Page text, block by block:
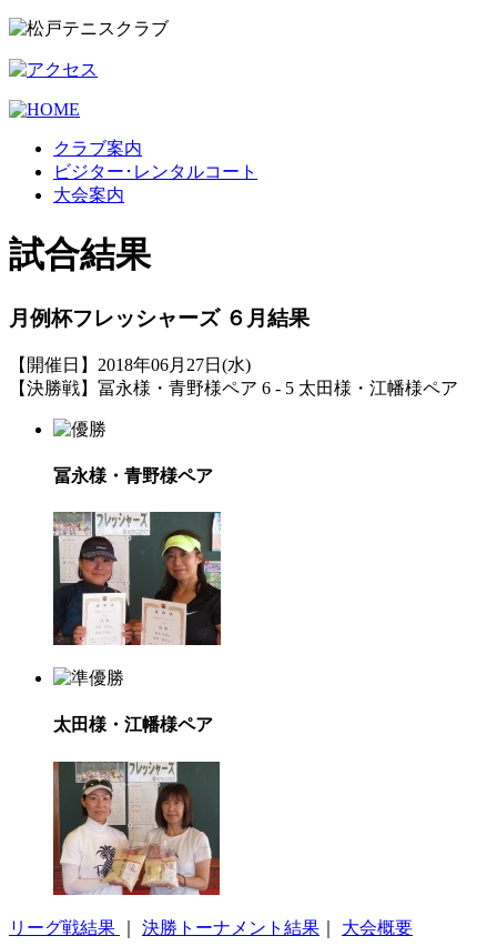
クラブ案内
ビジター･レンタルコート
大会案内
試合結果
月例杯フレッシャーズ ６月結果
【開催日】2018年06月27日(水)
【決勝戦】冨永様・青野様ペア 6 - 5 太田様・江幡様ペア
冨永様・青野様ペア
太田様・江幡様ペア
リーグ戦結果 決勝トーナメント結果 大会概要